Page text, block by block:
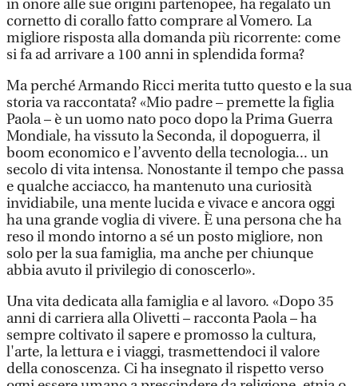
in onore alle sue origini partenopee, ha regalato un
cornetto di corallo fatto comprare al Vomero. La
migliore risposta alla domanda più ricorrente: come
si fa ad arrivare a 100 anni in splendida forma?
Ma perché Armando Ricci merita tutto questo e la sua
storia va raccontata? «Mio padre – premette la figlia
Paola – è un uomo nato poco dopo la Prima Guerra
Mondiale, ha vissuto la Seconda, il dopoguerra, il
boom economico e l’avvento della tecnologia... un
secolo di vita intensa. Nonostante il tempo che passa
e qualche acciacco, ha mantenuto una curiosità
invidiabile, una mente lucida e vivace e ancora oggi
ha una grande voglia di vivere. È una persona che ha
reso il mondo intorno a sé un posto migliore, non
solo per la sua famiglia, ma anche per chiunque
abbia avuto il privilegio di conoscerlo».
Una vita dedicata alla famiglia e al lavoro. «Dopo 35
anni di carriera alla Olivetti – racconta Paola – ha
sempre coltivato il sapere e promosso la cultura,
l'arte, la lettura e i viaggi, trasmettendoci il valore
della conoscenza. Ci ha insegnato il rispetto verso